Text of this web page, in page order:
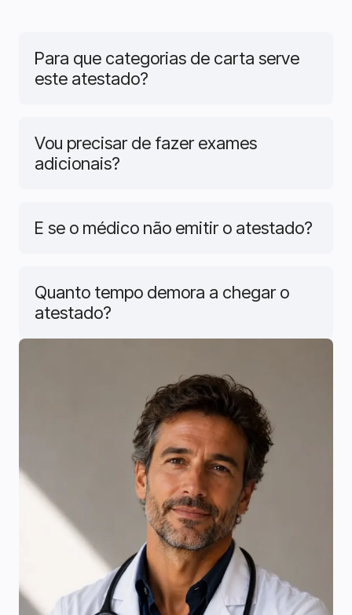
Para que categorias de carta serve
este atestado?
Vou precisar de fazer exames
adicionais?
E se o médico não emitir o atestado?
Quanto tempo demora a chegar o
atestado?